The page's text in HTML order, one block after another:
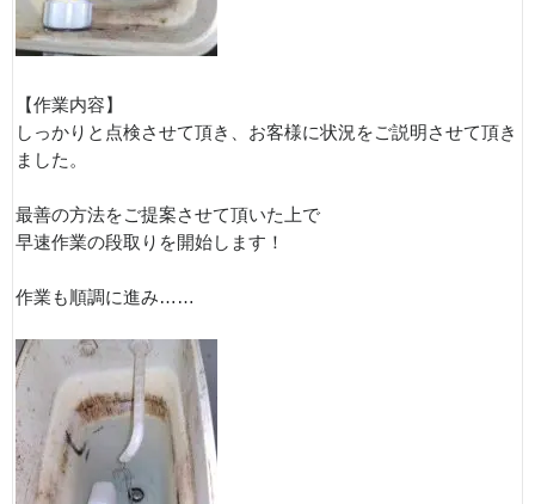
【作業内容】
しっかりと点検させて頂き、お客様に状況をご説明させて頂き
ました。
最善の方法をご提案させて頂いた上で
早速作業の段取りを開始します！
作業も順調に進み……